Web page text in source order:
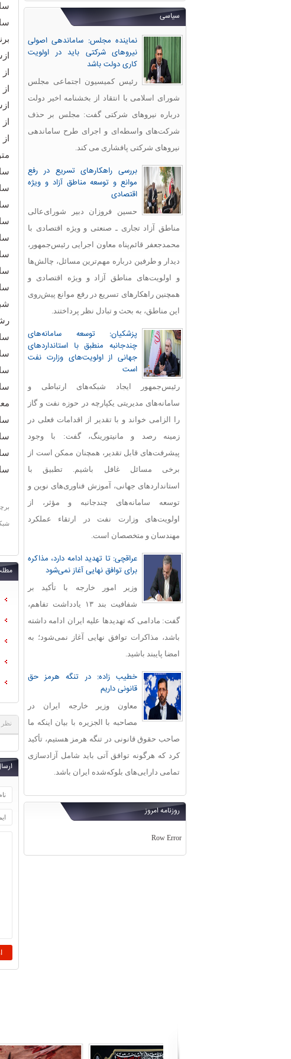
سیاسی
نماینده مجلس: ساماندهی اصولی
نیروهای شرکتی باید در اولویت
کاری دولت باشد
رئیس کمیسیون اجتماعی مجلس
شورای اسلامی با انتقاد از بخشنامه اخیر دولت
درباره نیروهای شرکتی گفت: مجلس بر حذف
شرکت‌های واسطه‌ای و اجرای طرح ساماندهی
نیروهای شرکتی پافشاری می کند.
بررسی راهکارهای تسریع در رفع
موانع و توسعه مناطق آزاد و ویژه
اقتصادی
حسین فروزان دبیر شورای‌عالی
مناطق آزاد تجاری ـ صنعتی و ویژه اقتصادی با
محمدجعفر قائم‌پناه معاون اجرایی رئیس‌جمهور،
دیدار و طرفین درباره مهم‌ترین مسائل، چالش‌ها
و اولویت‌های مناطق آزاد و ویژه اقتصادی و
همچنین راهکارهای تسریع در رفع موانع پیش‌روی
این مناطق، به بحث و تبادل نظر پرداختند.
پزشکیان: توسعه سامانه‌های
چندجانبه منطبق با استانداردهای
جهانی از اولویت‌های وزارت نفت
است
رئیس‌جمهور ایجاد شبکه‌های ارتباطی و
سامانه‌های مدیریتی یکپارچه در حوزه نفت و گاز
را الزامی خواند و با تقدیر از اقدامات فعلی در
زمینه رصد و مانیتورینگ، گفت: با وجود
پیشرفت‌های قابل‌ تقدیر، همچنان ممکن است از
برخی مسائل غافل باشیم. تطبیق با
استانداردهای جهانی، آموزش فناوری‌های نوین و
توسعه سامانه‌های چندجانبه و مؤثر، از
اولویت‌های وزارت نفت در ارتقاء عملکرد
مهندسان و متخصصان است.
عراقچی: تا تهدید ادامه دارد، مذاکره
برای توافق نهایی آغاز نمی‌شود
وزیر امور خارجه با تأکید بر
شفافیت بند ۱۳ یادداشت تفاهم،
گفت: مادامی که تهدیدها علیه ایران ادامه داشته
باشد، مذاکرات توافق نهایی آغاز نمی‌شود؛ به
امضا پایبند باشید.
خطیب زاده: در تنگه هرمز حق
قانونی داریم
معاون وزیر خارجه ایران در
مصاحبه با الجزیره با بیان اینکه ما
صاحب حقوق قانونی در تنگه هرمز هستیم، تأکید
کرد که هرگونه توافق آتی باید شامل آزادسازی
تمامی دارایی‌های بلوکه‌شده ایران باشد.
روزنامه امروز
Row Error
ساعت ۸:۳۰ تا ٩
ساعت٩ تا
ازساعت
از ساعت
از ساعت
از ساعت
از ساعت
ساعت ١۴:٣٠ درس
ساعت ١۵ درس
ساعت ۱۵:٣٠
ساعت ۱۶
ساعت ۱۶:٣٠
ساعت ١٧
ساعت ٢٢ درس
ساعت ۲۲:۳۰ درس
ساعت ۸ تا ۸:۳۰
ساعت ۸:۳۰ تا ۹ درس
ساعت ۹ تا ۹:۳۰ درس
ساعت ۱۰ تا ۱۰:۳۰ درس
ساعت ۱۰:۳۰ تا ۱۱ درس
ساعت ۱۱ تا ۱۱:۳۰ درس
ساعت ۱۱:۳۰ تا ١٢ درس
نظر